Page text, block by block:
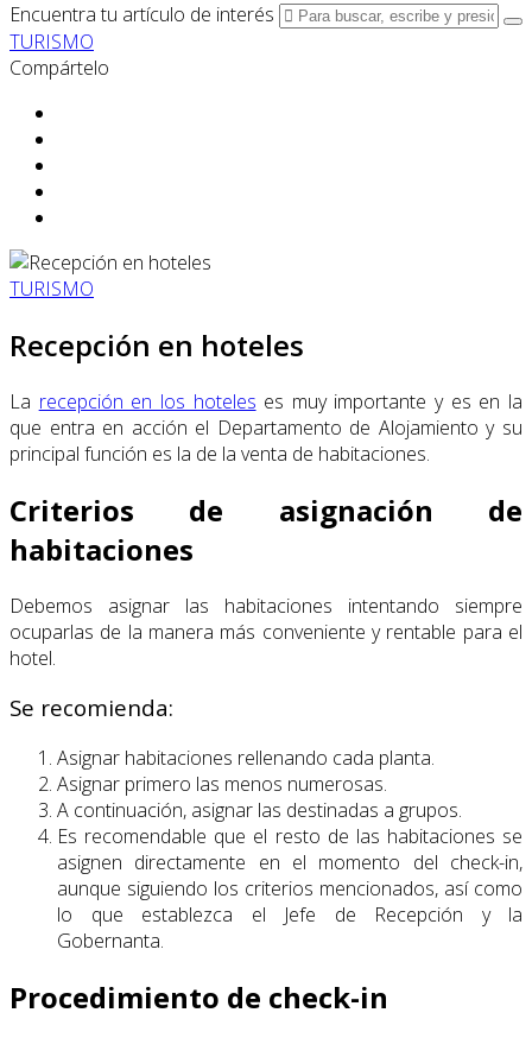
Encuentra tu artículo de interés
TURISMO
Compártelo
TURISMO
Recepción en hoteles
La recepción en los hoteles es muy importante y es en la
que entra en acción el Departamento de Alojamiento y su
principal función es la de la venta de habitaciones.
Criterios de asignación de
habitaciones
Debemos asignar las habitaciones intentando siempre
ocuparlas de la manera más conveniente y rentable para el
hotel.
Se recomienda:
Asignar habitaciones rellenando cada planta.
Asignar primero las menos numerosas.
A continuación, asignar las destinadas a grupos.
Es recomendable que el resto de las habitaciones se
asignen directamente en el momento del check-in,
aunque siguiendo los criterios mencionados, así como
lo que establezca el Jefe de Recepción y la
Gobernanta.
Procedimiento de check-in